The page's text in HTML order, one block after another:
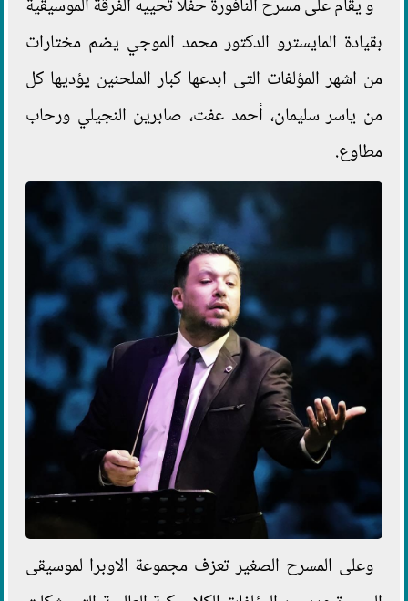
و يقام على مسرح النافورة حفلا تحييه الفرقة الموسيقية
بقيادة المايسترو الدكتور محمد الموجي يضم مختارات
من اشهر المؤلفات التى ابدعها كبار الملحنين يؤديها كل
من ياسر سليمان، أحمد عفت، صابرين النجيلي ورحاب
مطاوع.
وعلى المسرح الصغير تعزف مجموعة الاوبرا لموسيقى